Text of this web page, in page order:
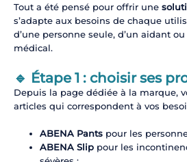
Tout a été pensé pour offrir une
s’adapte aux besoins de chaque
d’une personne seule, d’un aidant
médical.
🔹 Étape 1 : choisir ses
Depuis la page dédiée à la marque,
articles qui correspondent à vos
ABENA Pantspour les
ABENA Slippour les